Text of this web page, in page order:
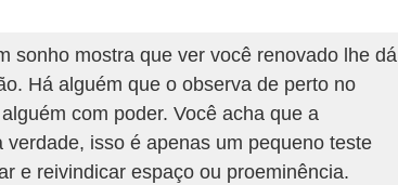
sonho mostra que ver você renovado lhe dá
Há alguém que o observa de perto no
com poder. Você acha que a
isso é apenas um pequeno teste
e reivindicar espaço ou proeminência.